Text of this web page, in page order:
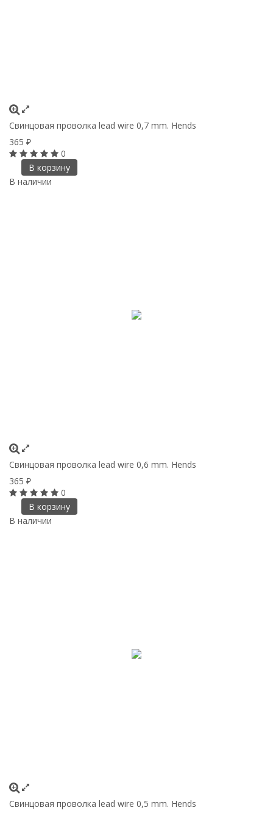
Свинцовая проволка lead wire 0,7 mm. Hends
365 ₽
0
В корзину
В наличии
Свинцовая проволка lead wire 0,6 mm. Hends
365 ₽
0
В корзину
В наличии
Свинцовая проволка lead wire 0,5 mm. Hends